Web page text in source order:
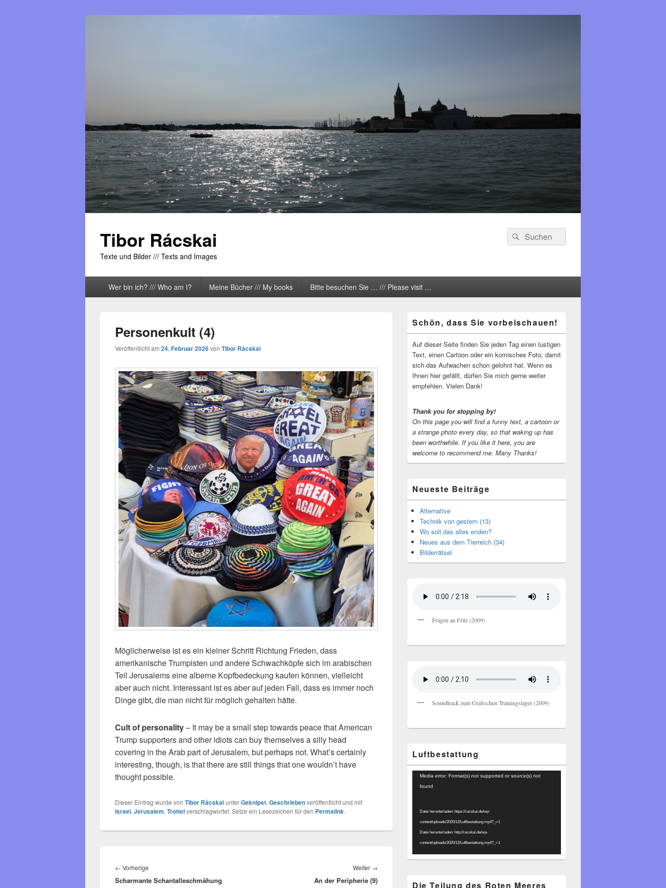
Tibor Rácskai
Texte und Bilder /// Texts and Images
Suchen
nach:
Suchen
Wer bin ich? /// Who am I? Meine Bücher /// My books Bitte besuchen Sie … /// Please visit …
Personenkult (4)
Veröffentlicht am 24. Februar 2026von Tibor Rácskai
Möglicherweise ist es ein kleiner Schritt Richtung Frieden, dass
amerikanische Trumpisten und andere Schwachköpfe sich im arabischen
Teil Jerusalems eine alberne Kopfbedeckung kaufen können, vielleicht
aber auch nicht. Interessant ist es aber auf jeden Fall, dass es immer noch
Dinge gibt, die man nicht für möglich gehalten hätte.
Cult of personality– It may be a small step towards peace that American
Trump supporters and other idiots can buy themselves a silly head
covering in the Arab part of Jerusalem, but perhaps not. What’s certainly
interesting, though, is that there are still things that one wouldn’t have
thought possible.
Dieser Eintrag wurde von Tibor RácskaiunterGeknipst, Geschriebenveröffentlicht und mit
Israel, Jerusalem, Trottelverschlagwortet. Setze ein Lesezeichen für den Permalink.
← Vorherige
Beitrag:
Scharmante Schantalleschmähung
Weiter →
Beitrag:
An der Peripherie (9)
Seitenleisten-
Widgetbereich
Schön, dass Sie vorbeischauen!
Auf dieser Seite finden Sie jeden Tag einen lustigen
Text, einen Cartoon oder ein komisches Foto, damit
sich das Aufwachen schon gelohnt hat. Wenn es
Ihnen hier gefällt, dürfen Sie mich gerne weiter
empfehlen. Vielen Dank!
Thank you for stopping by!
On this page you will find a funny text, a cartoon or
a strange photo every day, so that waking up has
been worthwhile. If you like it here, you are
welcome to recommend me. Many Thanks!
Neueste Beiträge
Alternative
Technik von gestern (13)
Wo soll das alles enden?
Neues aus dem Tierreich (34)
Bilderrätsel
Fragen an Fritz (2009)
Soundtrack zum Grafischen Trainingslager (2009)
Luftbestattung
Video-
Player
Media error: Format(s) not supported or source(s) not
found
Datei herunterladen: https://racskai.de/wp-
content/uploads/2020/12/Luftbestattung.mp4?_=1
Datei herunterladen: http://racskai.de/wp-
content/uploads/2020/12/Luftbestattung.mp4?_=1
Die Teilung des Roten Meeres